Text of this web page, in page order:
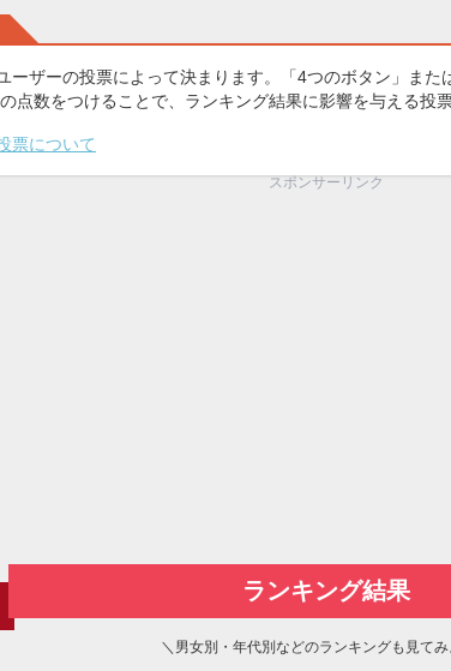
ーザーの投票によって決まります。「4つのボタン」ま
点数をつけることで、ランキング結果に影響を与える投
票について
スポンサーリンク
ランキング結果
＼男女別・年代別などのランキングも見てみ